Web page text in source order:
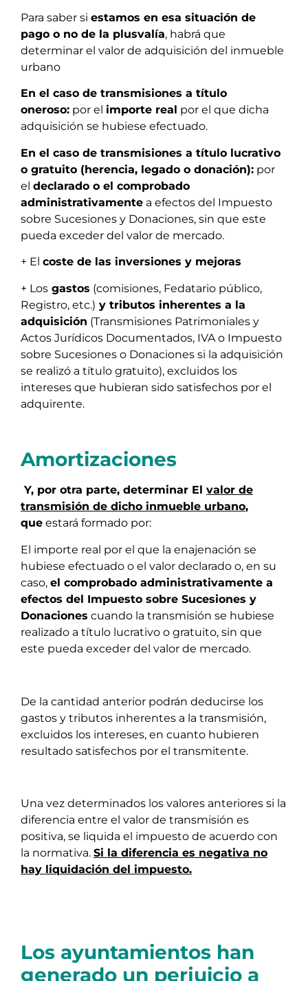
Para saber si estamos en esa situación de
pago o no de la plusvalía, habrá que
determinar el valor de adquisición del inmueble
urbano
En el caso de transmisiones a título
oneroso: por el importe real por el que dicha
adquisición se hubiese efectuado.
En el caso de transmisiones a título lucrativo
o gratuito (herencia, legado o donación): por
el declarado o el comprobado
administrativamente a efectos del Impuesto
sobre Sucesiones y Donaciones, sin que este
pueda exceder del valor de mercado.
+ El coste de las inversiones y mejoras
+ Los gastos (comisiones, Fedatario público,
Registro, etc.) y tributos inherentes a la
adquisición (Transmisiones Patrimoniales y
Actos Jurídicos Documentados, IVA o Impuesto
sobre Sucesiones o Donaciones si la adquisición
se realizó a título gratuito), excluidos los
intereses que hubieran sido satisfechos por el
adquirente.
Amortizaciones
Y, por otra parte, determinar El valor de
transmisión de dicho inmueble urbano,
que estará formado por:
El importe real por el que la enajenación se
hubiese efectuado o el valor declarado o, en su
caso, el comprobado administrativamente a
efectos del Impuesto sobre Sucesiones y
Donaciones cuando la transmisión se hubiese
realizado a título lucrativo o gratuito, sin que
este pueda exceder del valor de mercado.
De la cantidad anterior podrán deducirse los
gastos y tributos inherentes a la transmisión,
excluidos los intereses, en cuanto hubieren
resultado satisfechos por el transmitente.
Una vez determinados los valores anteriores si la
diferencia entre el valor de transmisión es
positiva, se liquida el impuesto de acuerdo con
la normativa. Si la diferencia es negativa no
hay liquidación del impuesto.
Los ayuntamientos han
generado un perjuicio a